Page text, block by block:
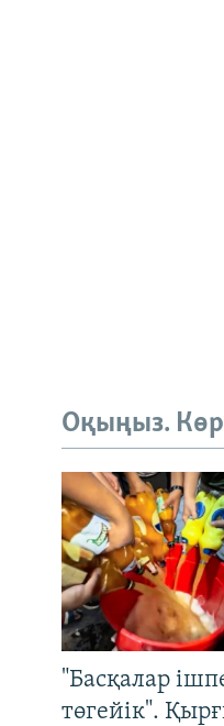
Оқыңыз.
"Басқалар
төгейік".